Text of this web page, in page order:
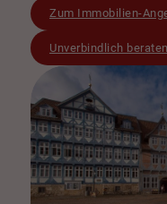
Zum Immobilien-
Unverbindlich